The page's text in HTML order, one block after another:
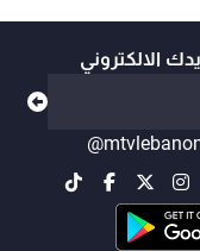
الالكتروني